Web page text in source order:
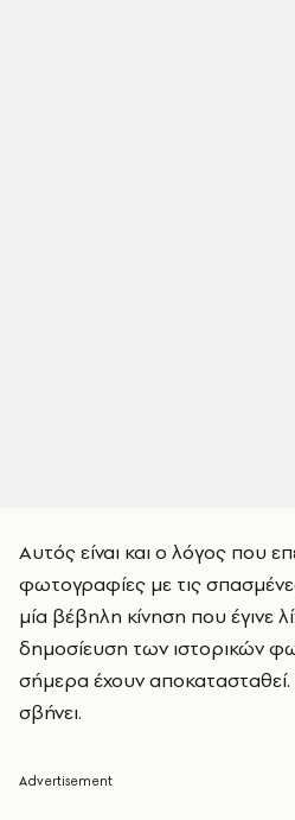
Αυτός είναι και ο λόγος που
φωτογραφίες με τις
μία βέβηλη κίνηση που έγινε
δημοσίευση των ιστορικών
σήμερα έχουν
σβήνει.